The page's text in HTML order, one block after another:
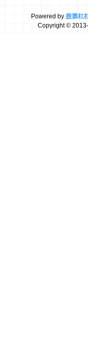
Powered by 股票杠
Copyright©